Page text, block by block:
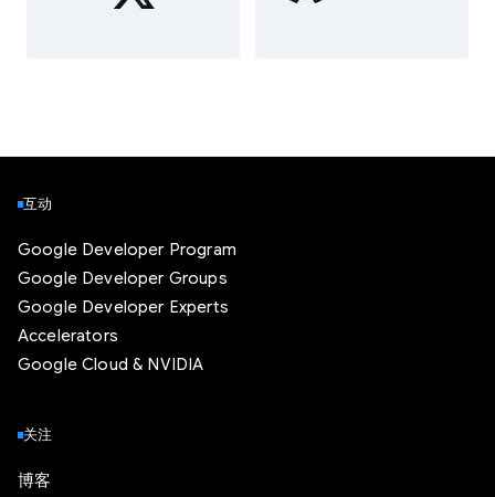
互动
Google Developer Program
Google Developer Groups
Google Developer Experts
Accelerators
Google Cloud & NVIDIA
关注
博客